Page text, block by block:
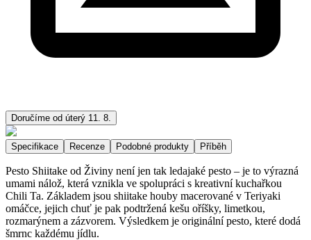
Doručíme od úterý 11. 8.
Specifikace Recenze Podobné produkty Příběh
Pesto Shiitake od Živiny není jen tak ledajaké pesto – je to výrazná
umami nálož, která vznikla ve spolupráci s kreativní kuchařkou
Chili Ta. Základem jsou shiitake houby macerované v Teriyaki
omáčce, jejich chuť je pak podtržená kešu oříšky, limetkou,
rozmarýnem a zázvorem. Výsledkem je originální pesto, které dodá
šmrnc každému jídlu.